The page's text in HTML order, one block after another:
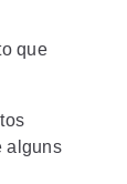
que
alguns